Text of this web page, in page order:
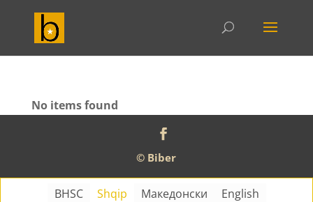
No items found
© Biber
BHSC Shqip Македонски English